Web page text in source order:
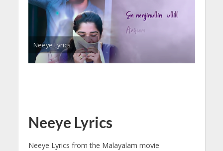
Neeye Lyrics
Neeye Lyrics
Neeye Lyrics from the Malayalam movie